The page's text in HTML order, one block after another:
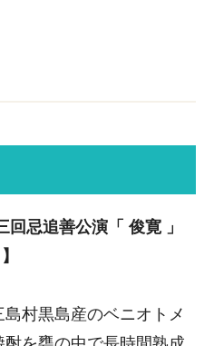
回忌追善公演「 俊寛 」
村黒島産のベニオトメ